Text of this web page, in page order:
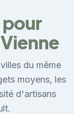
du même
moyens, les
d'artisans